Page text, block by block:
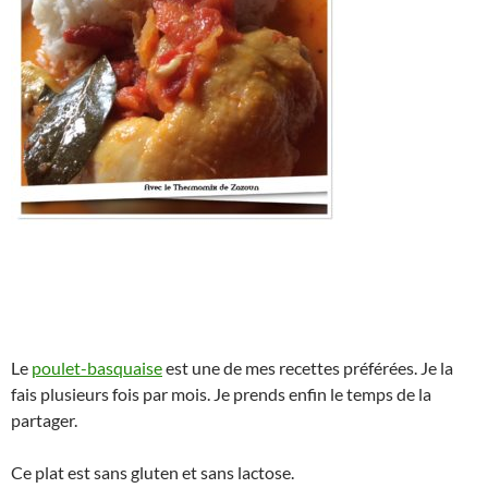
Le poulet-basquaiseest une de mes recettes préférées. Je la
fais plusieurs fois par mois. Je prends enfin le temps de la
partager.
Ce plat est sans gluten et sans lactose.